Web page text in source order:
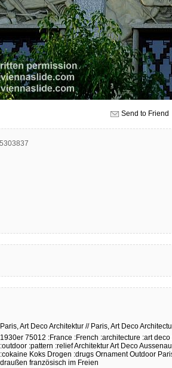
Send to Friend
Paris,Art DecoArchitektur // Paris,Art Deco
1930er 75012 :France :French :architecture :art deco
:outdoor :pattern :reliefArchitekturArt Deco
:cokaine Koks Drogen :drugs Ornament Outdoor
draußen französisch im Freien